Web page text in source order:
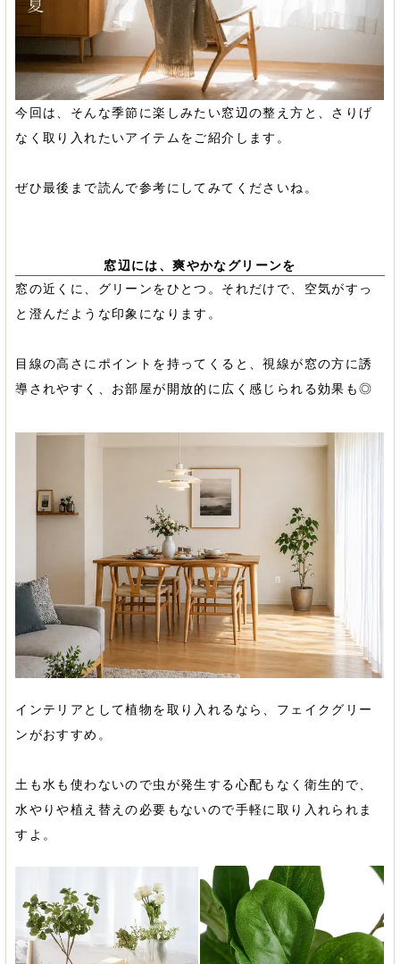
今回は、そんな季節に楽しみたい窓辺の整え方と、さりげ
なく取り入れたいアイテムをご紹介します。
ぜひ最後まで読んで参考にしてみてくださいね。
窓辺には、爽やかなグリーンを
窓の近くに、グリーンをひとつ。それだけで、空気がすっ
と澄んだような印象になります。
目線の高さにポイントを持ってくると、視線が窓の方に誘
導されやすく、お部屋が開放的に広く感じられる効果も◎
インテリアとして植物を取り入れるなら、フェイクグリー
ンがおすすめ。
土も水も使わないので虫が発生する心配もなく衛生的で、
水やりや植え替えの必要もないので手軽に取り入れられま
すよ。